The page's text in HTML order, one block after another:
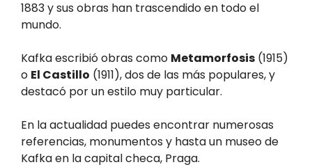
1883 y sus obras han trascendido en todo el
mundo.
Kafka escribió obras como Metamorfosis (1915)
o El Castillo (1911), dos de las más populares, y
destacó por un estilo muy particular.
En la actualidad puedes encontrar numerosas
referencias, monumentos y hasta un museo de
Kafka en la capital checa, Praga.